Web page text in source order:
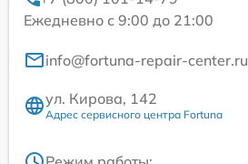
Ежедневно с 9:00 до 21:00
info@fortuna-repair-center.ru
ул. Кирова, 142
Адрес сервисного центра Fortuna